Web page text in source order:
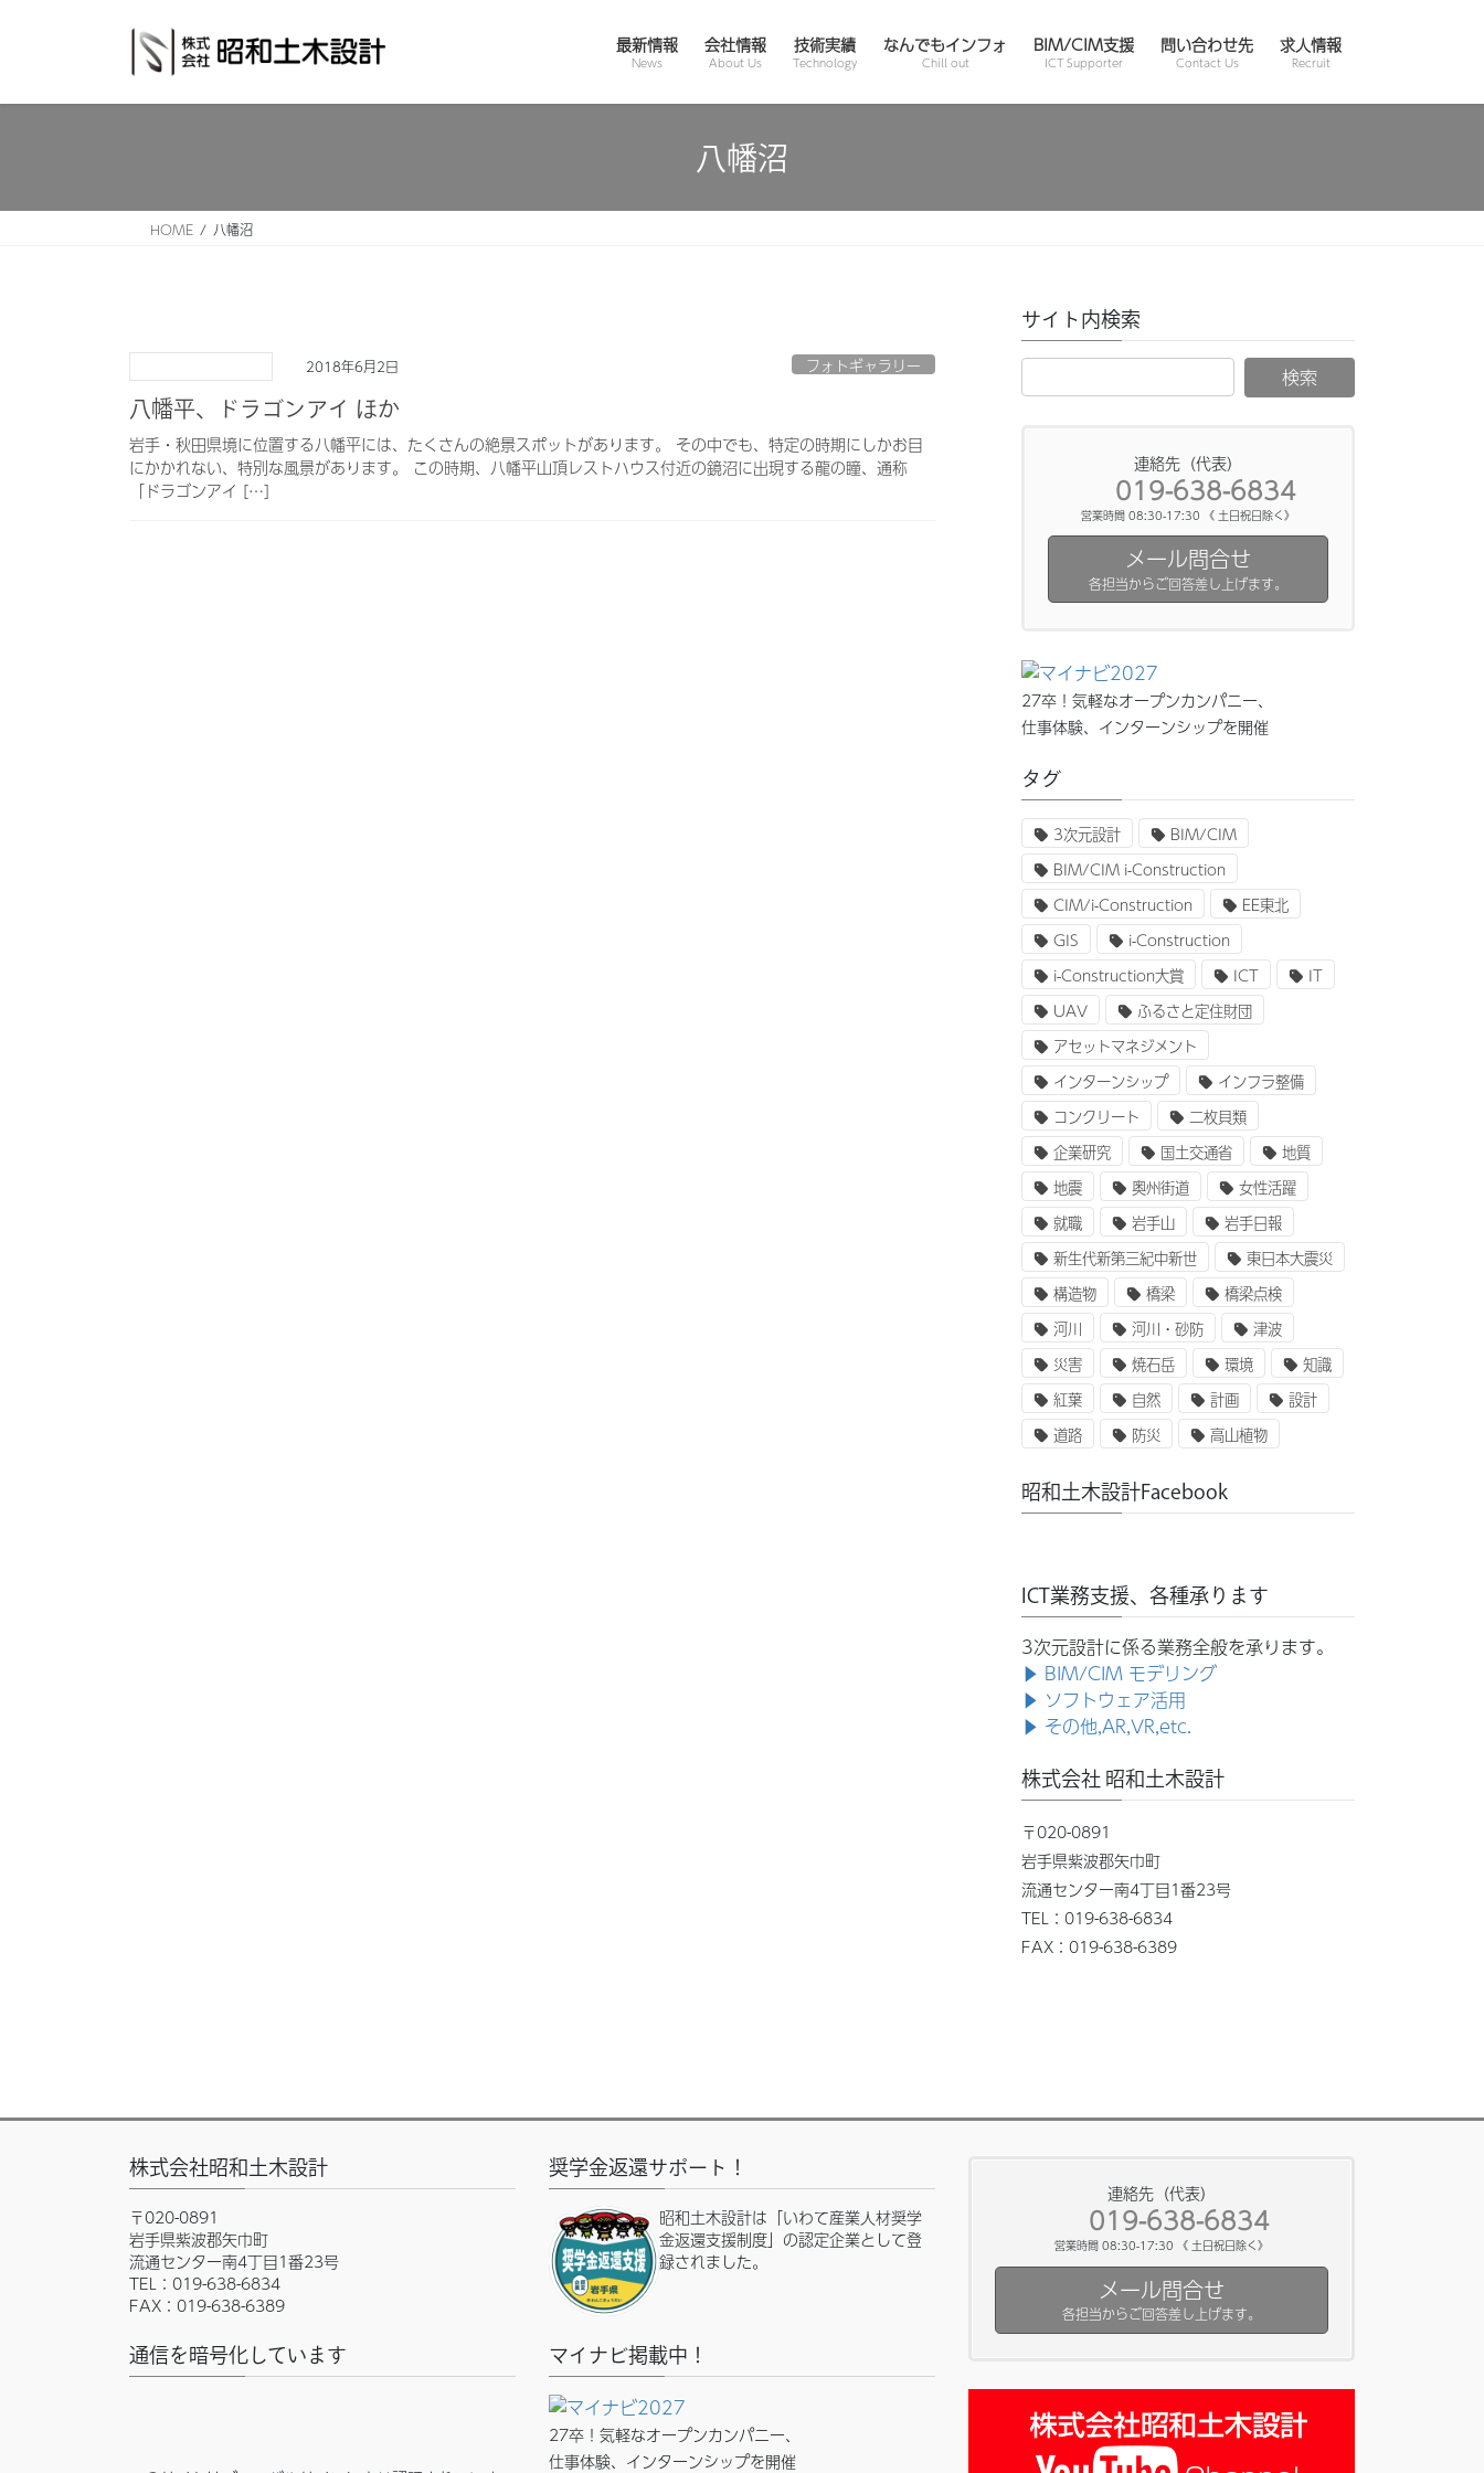
最新情報
News
会社情報
About Us
技術実績
Technology
なんでもインフォ
Chill out
BIM/CIM支援
ICT Supporter
問い合わせ先
Contact Us
求人情報
Recruit
八幡沼
HOME 八幡沼
2018年6月2日
フォトギャラリー
八幡平、ドラゴンアイ ほか
岩手・秋田県境に位置する八幡平には、たくさんの絶景スポットがあります。 その中でも、特定の時期にしかお目
にかかれない、特別な風景があります。 この時期、八幡平山頂レストハウス付近の鏡沼に出現する龍の瞳、通称
「ドラゴンアイ […]
サイト内検索
連絡先（代表）
019-638-6834
営業時間 08:30-17:30 《 土日祝日除く》
メール問合せ
各担当からご回答差し上げます。
27卒！気軽なオープンカンパニー、
仕事体験、インターンシップを開催
タグ
3次元設計
BIM/CIM
BIM/CIM i-Construction
CIM/i-Construction
EE東北
GIS
i-Construction
i-Construction大賞
ICT
IT
UAV
ふるさと定住財団
アセットマネジメント
インターンシップ
インフラ整備
コンクリート
二枚貝類
企業研究
国土交通省
地質
地震
奥州街道
女性活躍
就職
岩手山
岩手日報
新生代新第三紀中新世
東日本大震災
構造物
橋梁
橋梁点検
河川
河川・砂防
津波
災害
焼石岳 環境
知識
紅葉
自然 計画
設計
道路
防災 高山植物
昭和土木設計Facebook
ICT業務支援、各種承ります
3次元設計に係る業務全般を承ります。
▶ BIM/CIM モデリング
▶ ソフトウェア活用
▶ その他,AR,VR,etc.
株式会社 昭和土木設計
〒020-0891
岩手県紫波郡矢巾町
流通センター南4丁目1番23号
TEL：019-638-6834
FAX：019-638-6389
株式会社昭和土木設計
〒020-0891
岩手県紫波郡矢巾町
流通センター南4丁目1番23号
TEL：019-638-6834
FAX：019-638-6389
通信を暗号化しています
奨学金返還サポート！
昭和土木設計は「いわて産業人材奨学
金返還支援制度」の認定企業として登
録されました。
マイナビ掲載中！
27卒！気軽なオープンカンパニー、
仕事体験、インターンシップを開催
連絡先（代表）
019-638-6834
営業時間 08:30-17:30 《 土日祝日除く》
メール問合せ
各担当からご回答差し上げます。